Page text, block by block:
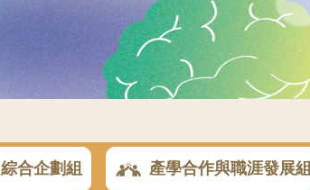
綜合企劃組 產學合作與職涯發展組